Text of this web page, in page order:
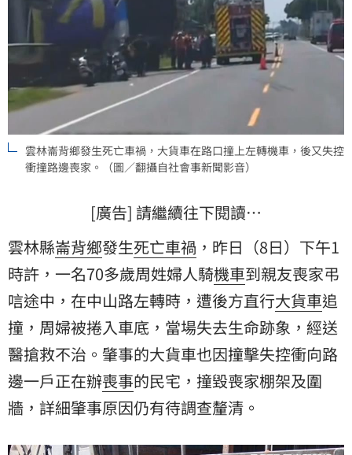
雲林崙背鄉發生死亡車禍，大貨車在路口撞上左轉機車，後又失控
衝撞路邊喪家。（圖／翻攝自社會事新聞影音）
[廣告] 請繼續往下閱讀…
雲林縣崙背鄉發生死亡車禍 ，昨日（8日）下午1
時許，一名70多歲周姓婦人騎機車到親友喪家弔
唁途中，在中山路左轉時，遭後方直行大貨車追
撞，周婦被捲入車底，當場失去生命跡象，經送
醫搶救不治。肇事的大貨車也因撞擊失控衝向路
邊一戶正在辦喪事的民宅，撞毀喪家棚架及圍
牆，詳細肇事原因仍有待調查釐清。